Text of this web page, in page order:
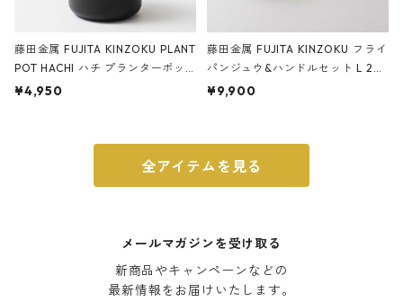
藤田金属 FUJITA KINZOKU PLANT
POT HACHI ハチ プランターポッ
ト 3号 ブラック
¥4,950
藤田金属 FUJITA KINZOKU フライ
パンジュウ&ハンドルセット L 24c
m ガス火・IH対応 鉄フライパン
¥9,900
全アイテムを見る
メールマガジンを受け取る
新商品やキャンペーンなどの
最新情報をお届けいたします。